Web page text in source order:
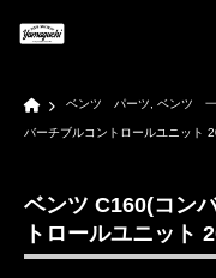
Home
ベンツ パーツ ベンツ 一
バーチブルコントロールユニット
ベンツ C160(コン
トロールユニット